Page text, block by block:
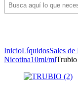
InicioLíquidosSales
Nicotina10ml/ml